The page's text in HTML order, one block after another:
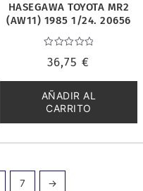
HASEGAWA TOYOTA MR2
(AW11) 1985 1/24. 20656
con
de
5
36,75€
AÑADIR AL
CARRITO
7 →